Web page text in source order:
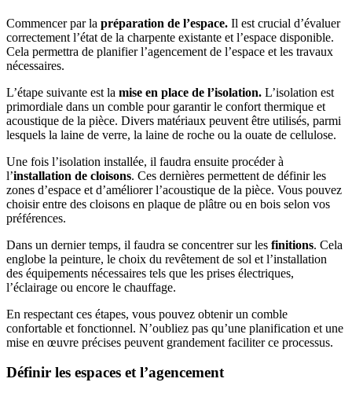
Commencer par la préparation de l’espace. Il est crucial d’évaluer
correctement l’état de la charpente existante et l’espace disponible.
Cela permettra de planifier l’agencement de l’espace et les travaux
nécessaires.
L’étape suivante est la mise en place de l’isolation. L’isolation est
primordiale dans un comble pour garantir le confort thermique et
acoustique de la pièce. Divers matériaux peuvent être utilisés, parmi
lesquels la laine de verre, la laine de roche ou la ouate de cellulose.
Une fois l’isolation installée, il faudra ensuite procéder à
l’installation de cloisons. Ces dernières permettent de définir les
zones d’espace et d’améliorer l’acoustique de la pièce. Vous pouvez
choisir entre des cloisons en plaque de plâtre ou en bois selon vos
préférences.
Dans un dernier temps, il faudra se concentrer sur les finitions. Cela
englobe la peinture, le choix du revêtement de sol et l’installation
des équipements nécessaires tels que les prises électriques,
l’éclairage ou encore le chauffage.
En respectant ces étapes, vous pouvez obtenir un comble
confortable et fonctionnel. N’oubliez pas qu’une planification et une
mise en œuvre précises peuvent grandement faciliter ce processus.
Définir les espaces et l’agencement